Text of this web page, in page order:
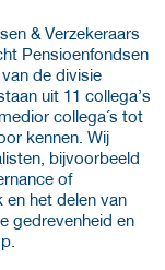
& Verzekeraars
Pensioenfondsen
de divisie
uit 11 collega’s
collega´s tot
kennen. Wij
bijvoorbeeld
of
en het delen van
gedrevenheid en